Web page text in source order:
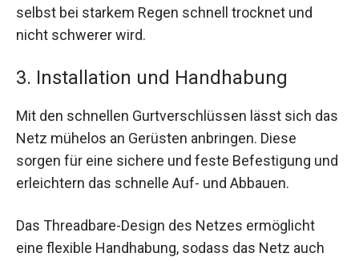
selbst bei starkem Regen schnell trocknet und
nicht schwerer wird.
3. Installation und Handhabung
Mit den schnellen Gurtverschlüssen lässt sich das
Netz mühelos an Gerüsten anbringen. Diese
sorgen für eine sichere und feste Befestigung und
erleichtern das schnelle Auf- und Abbauen.
Das Threadbare-Design des Netzes ermöglicht
eine flexible Handhabung, sodass das Netz auch